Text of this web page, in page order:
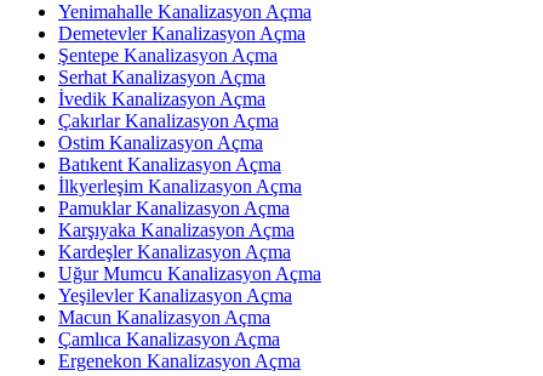
Yenimahalle Kanalizasyon Açma
Demetevler Kanalizasyon Açma
Şentepe Kanalizasyon Açma
Serhat Kanalizasyon Açma
İvedik Kanalizasyon Açma
Çakırlar Kanalizasyon Açma
Ostim Kanalizasyon Açma
Batıkent Kanalizasyon Açma
İlkyerleşim Kanalizasyon Açma
Pamuklar Kanalizasyon Açma
Karşıyaka Kanalizasyon Açma
Kardeşler Kanalizasyon Açma
Uğur Mumcu Kanalizasyon Açma
Yeşilevler Kanalizasyon Açma
Macun Kanalizasyon Açma
Çamlıca Kanalizasyon Açma
Ergenekon Kanalizasyon Açma